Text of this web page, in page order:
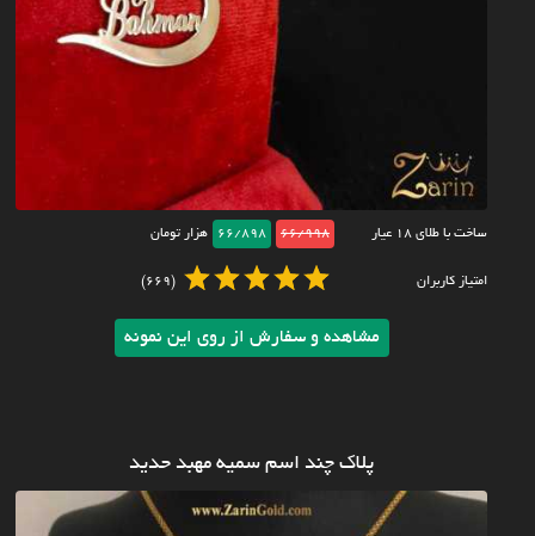
ساخت با طلای ۱۸ عیار 66/998
66/898 هزار تومان
امتیاز کاربران (669)
مشاهده و سفارش از روی این نمونه
پلاک چند اسم سمیه مهبد حدید